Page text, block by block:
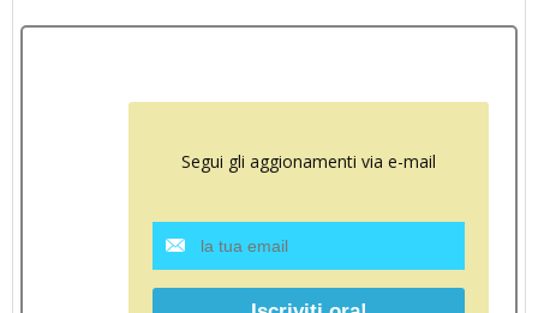
Segui gli aggionamenti via e-mail